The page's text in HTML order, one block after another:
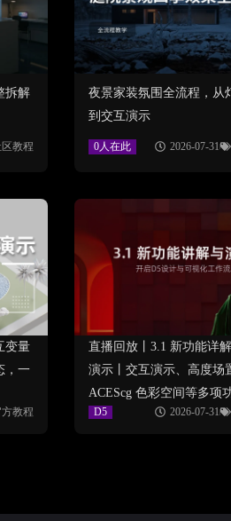
拆解
教程
夜景家装氛围全流程，从
到交互演示
0人在此 2026-07-31
变量
，一
教程
直播回放丨3.1 新功能详
演示丨交互演示、高度场
ACEScg 色彩空间等多项
D5 2026-07-31